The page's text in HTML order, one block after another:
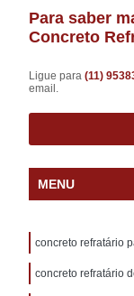
Para saber
Concreto
Ligue para(11)
email.
MENU
concreto refratário
concreto refratário